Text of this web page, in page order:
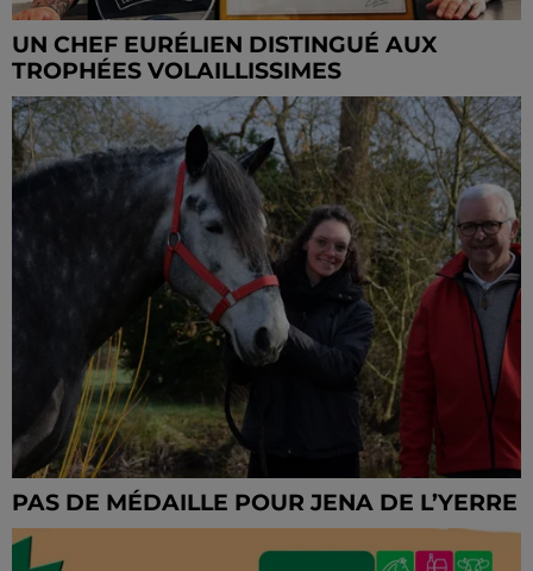
UN CHEF EURÉLIEN DISTINGUÉ AUX
TROPHÉES VOLAILLISSIMES
PAS DE MÉDAILLE POUR JENA DE L’YERRE